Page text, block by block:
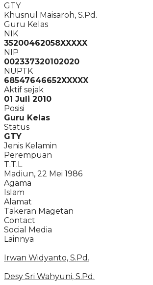
GTY
Khusnul Maisaroh, S.Pd.
Guru Kelas
NIK
35200462058XXXXX
NIP
002337320102020
NUPTK
68547646652XXXXX
Aktif sejak
01 Juli 2010
Posisi
Guru Kelas
Status
GTY
Jenis Kelamin
Perempuan
T.T.L
Madiun, 22 Mei 1986
Agama
Islam
Alamat
Takeran Magetan
Contact
Social Media
Lainnya
Irwan Widyanto, S.Pd.
Desy Sri Wahyuni, S.Pd.